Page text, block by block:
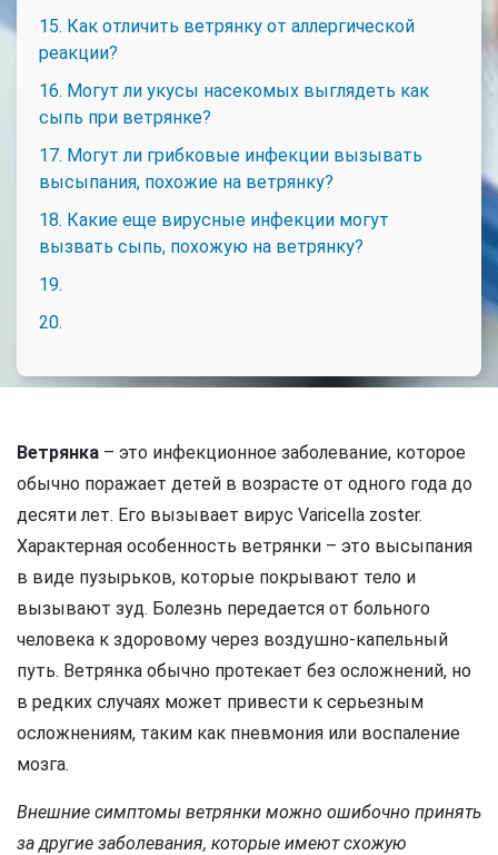
15. Как отличить ветрянку от аллергической
реакции?
16. Могут ли укусы насекомых выглядеть как
сыпь при ветрянке?
17. Могут ли грибковые инфекции вызывать
высыпания, похожие на ветрянку?
18. Какие еще вирусные инфекции могут
вызвать сыпь, похожую на ветрянку?
19.
20.
Ветрянка – это инфекционное заболевание, которое
обычно поражает детей в возрасте от одного года до
десяти лет. Его вызывает вирус Varicella zoster.
Характерная особенность ветрянки – это высыпания
в виде пузырьков, которые покрывают тело и
вызывают зуд. Болезнь передается от больного
человека к здоровому через воздушно-капельный
путь. Ветрянка обычно протекает без осложнений, но
в редких случаях может привести к серьезным
осложнениям, таким как пневмония или воспаление
мозга.
Внешние симптомы ветрянки можно ошибочно принять
за другие заболевания, которые имеют схожую